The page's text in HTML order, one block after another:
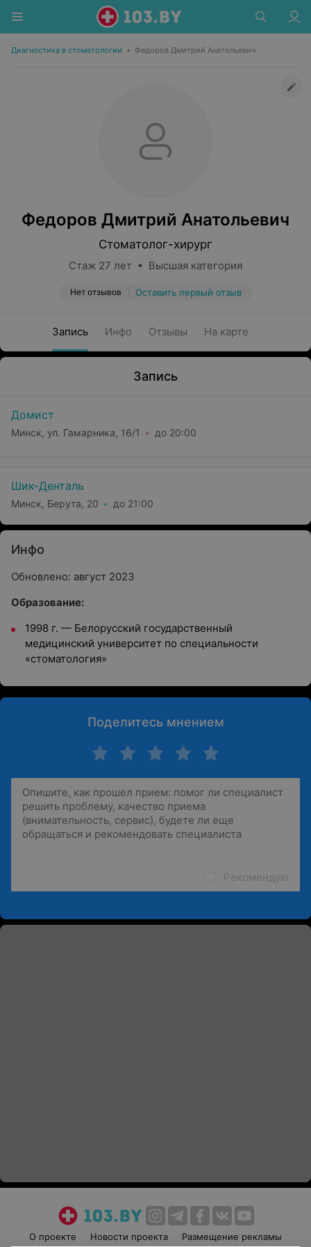
Диагностика в стоматологии • Федоров Дмитрий Анатольевич
Федоров Дмитрий Анатольевич
Стоматолог-хирург
Стаж 27 лет • Высшая категория
Нет отзывов Оставить первый отзыв
Запись Инфо Отзывы На карте
Запись
Домист
Минск, ул. Гамарника, 16/1 до 20:00
Шик-Денталь
Минск, Берута, 20 до 21:00
Инфо
Обновлено: август 2023
Образование:
1998 г. — Белорусский государственный
медицинский университет по специальности
«стоматология»
Поделитесь мнением
Рекомендую
О проекте Новости проекта Размещение рекламы